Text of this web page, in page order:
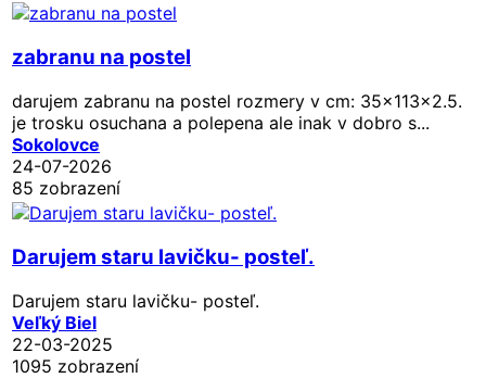
zabranu na postel
darujem zabranu na postel rozmery v cm: 35x113x2.5.
je trosku osuchana a polepena ale inak v dobro s...
Sokolovce
24-07-2026
85 zobrazení
Darujem staru lavičku- posteľ.
Darujem staru lavičku- posteľ.
Veľký Biel
22-03-2025
1095 zobrazení